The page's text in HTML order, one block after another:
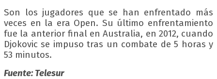
Son los jugadores que se han enfrentado más
veces en la era Open. Su último enfrentamiento
fue la anterior final en Australia, en 2012, cuando
Djokovic se impuso tras un combate de 5 horas y
53 minutos.
Fuente: Telesur